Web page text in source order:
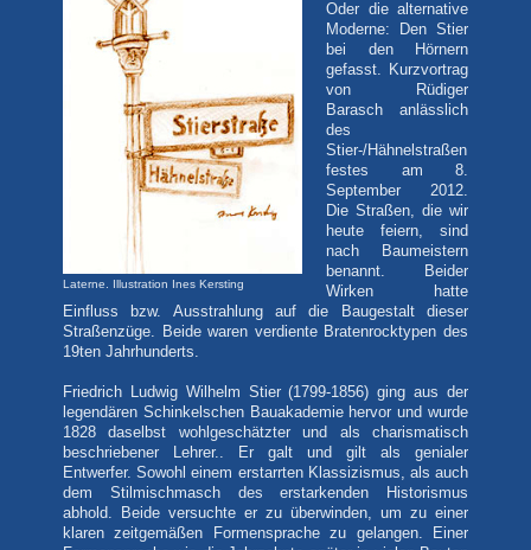
Laterne. Illustration Ines Kersting
Oder die alternative
Moderne: Den Stier
bei den Hörnern
gefasst. Kurzvortrag
von Rüdiger
Barasch anlässlich
des
Stier-/Hähnelstraßen
festes am 8.
September 2012.
Die Straßen, die wir
heute feiern, sind
nach Baumeistern
benannt. Beider
Wirken hatte
Einfluss bzw. Ausstrahlung auf die Baugestalt dieser
Straßenzüge. Beide waren verdiente Bratenrocktypen des
19ten Jahrhunderts.
Friedrich Ludwig Wilhelm Stier (1799-1856) ging aus der
legendären Schinkelschen Bauakademie hervor und wurde
1828 daselbst wohlgeschätzter und als charismatisch
beschriebener Lehrer.. Er galt und gilt als genialer
Entwerfer. Sowohl einem erstarrten Klassizismus, als auch
dem Stilmischmasch des erstarkenden Historismus
abhold. Beide versuchte er zu überwinden, um zu einer
klaren zeitgemäßen Formensprache zu gelangen. Einer